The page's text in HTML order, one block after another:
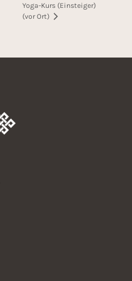
Yoga-Kurs (Einsteiger)
(vor Ort)